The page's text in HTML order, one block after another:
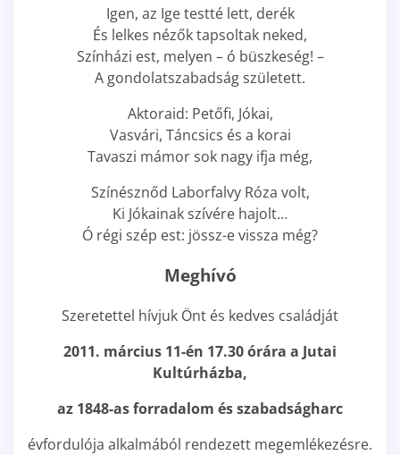
Igen, az Ige testté lett, derék
És lelkes nézők tapsoltak neked,
Színházi est, melyen – ó büszkeség! –
A gondolatszabadság született.
Aktoraid: Petőfi, Jókai,
Vasvári, Táncsics és a korai
Tavaszi mámor sok nagy ifja még,
Színésznőd Laborfalvy Róza volt,
Ki Jókainak szívére hajolt…
Ó régi szép est: jössz-e vissza még?
Meghívó
Szeretettel hívjuk Önt és kedves családját
2011. március 11-én 17.30 órára a Jutai
Kultúrházba,
az 1848-as forradalom és szabadságharc
évfordulója alkalmából rendezett megemlékezésre.